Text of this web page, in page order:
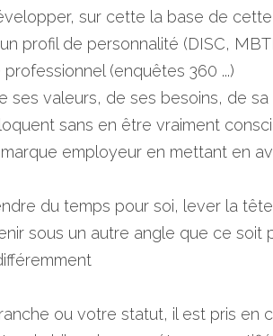
sur cette la base de
profil de personnalité (DISC,
(enquêtes 360 ...)
ses valeurs, de ses besoins, de
sans en être vraiment
employeur en mettant en
du temps pour soi, lever la
sous un autre angle que ce
ou votre statut, il est pris en